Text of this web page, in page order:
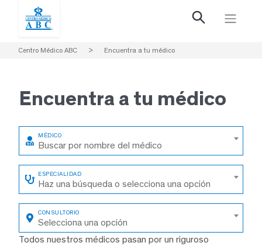
Centro Médico ABC > Encuentra a tu médico
Encuentra a tu médico
Buscar por nombre del médico
Haz una búsqueda o selecciona una opción
Selecciona una opción
Todos nuestros médicos pasan por un riguroso